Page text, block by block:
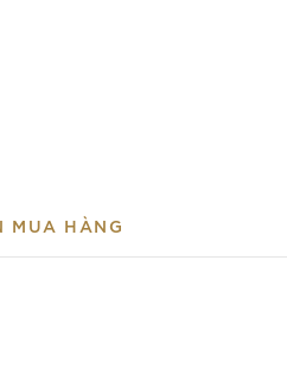
MUA HÀNG